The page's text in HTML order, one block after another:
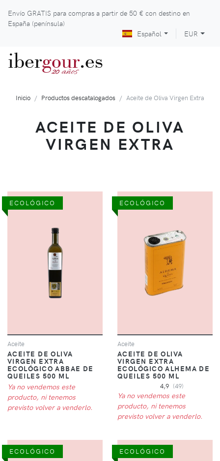
Envío GRATIS para compras a partir de 50 € con destino en
España (península)
Español
EUR
ibergour
20 años .es
Inicio Productos descatalogados Aceite de Oliva Virgen Extra
ACEITE DE OLIVA
VIRGEN EXTRA
ECOLÓGICO
Aceite
ACEITE DE OLIVA
VIRGEN EXTRA
ECOLÓGICO ABBAE DE
QUEILES 500 ML
Ya no vendemos este
producto, ni tenemos
previsto volver a venderlo.
ECOLÓGICO
Aceite
ACEITE DE OLIVA
VIRGEN EXTRA
ECOLÓGICO ALHEMA DE
QUEILES 500 ML
4,9 (49)
Ya no vendemos este
producto, ni tenemos
previsto volver a venderlo.
ECOLÓGICO ECOLÓGICO